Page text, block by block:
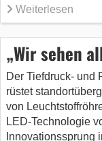
Weiterlesen
„Wir sehen
Der Tiefdruck- und
rüstet
von
LED-Technologie
Innovationssprung